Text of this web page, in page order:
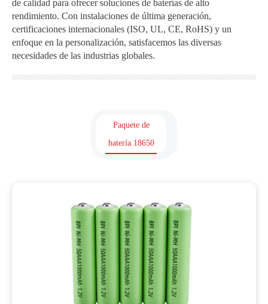
de calidad para ofrecer soluciones de baterías de alto
rendimiento. Con instalaciones de última generación,
certificaciones internacionales (ISO, UL, CE, RoHS) y un
enfoque en la personalización, satisfacemos las diversas
necesidades de las industrias globales.
Paquete de
batería 18650